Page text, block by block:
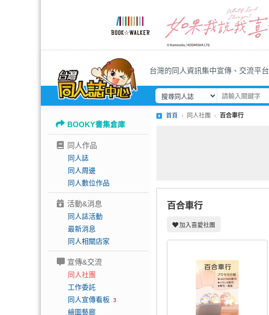
台灣的同人資訊集中宣傳、交流平台
BOOKY書集倉庫
同人作品
同人誌
同人周邊
同人數位作品
活動&消息
同人誌活動
最新消息
同人相關店家
宣傳&交流
同人社團
工作委託
同人宣傳看板 3
繪圖藝廊
首頁 同人社團 百合車行
百合車行
加入喜愛社團